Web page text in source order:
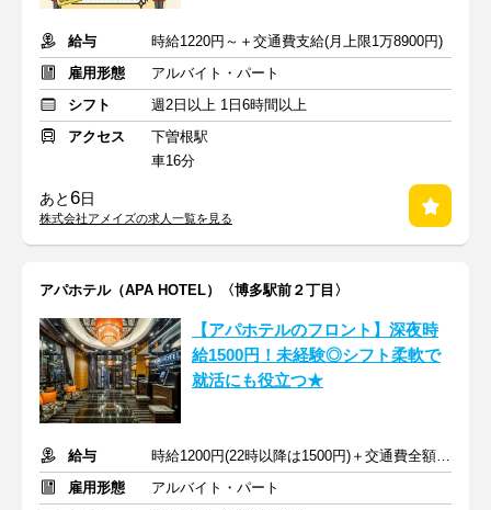
給与
時給1220円～＋交通費支給(月上限1万8900円)
雇用形態
アルバイト・パート
シフト
週2日以上 1日6時間以上
アクセス
下曽根駅
車16分
あと6日
株式会社アメイズの求人一覧を見る
アパホテル（APA HOTEL）〈博多駅前２丁目〉
【アパホテルのフロント】深夜時
給1500円！未経験◎シフト柔軟で
就活にも役立つ★
給与
時給1200円(22時以降は1500円)＋交通費全額支給
雇用形態
アルバイト・パート